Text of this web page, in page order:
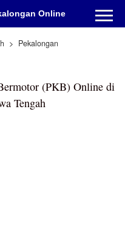
Online
Pekalongan
(PKB) Online di
Tengah